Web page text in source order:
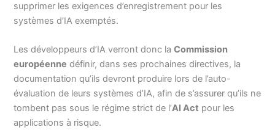
supprimer les exigences d’enregistrement pour les
systèmes d’IA exemptés.
Les développeurs d’IA verront donc laCommission
européenne définir, dans ses prochaines directives, la
documentation qu’ils devront produire lors de l’auto-
évaluation de leurs systèmes d’IA, afin de s’assurer qu’ils ne
tombent pas sous le régime strict de l’AI Act pour les
applications à risque.